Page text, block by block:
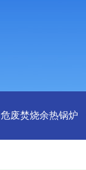
危废焚烧余热锅炉